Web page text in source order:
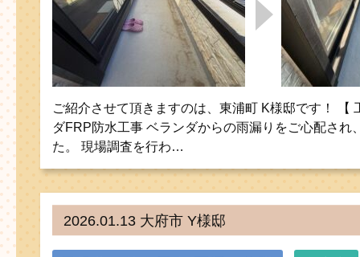
ご紹介させて頂きますのは、東浦町 K様邸です！ 【
ダFRP防水工事 ベランダからの雨漏りをご心配され
た。 現場調査を行わ…
2026.01.13 大府市 Y様邸